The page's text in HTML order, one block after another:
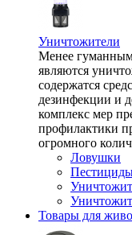
Уничтожители
Менее гуманным
являются
содержатся
дезинфекции и
комплекс мер
профилактики
огромного
Ловушки
Товары для